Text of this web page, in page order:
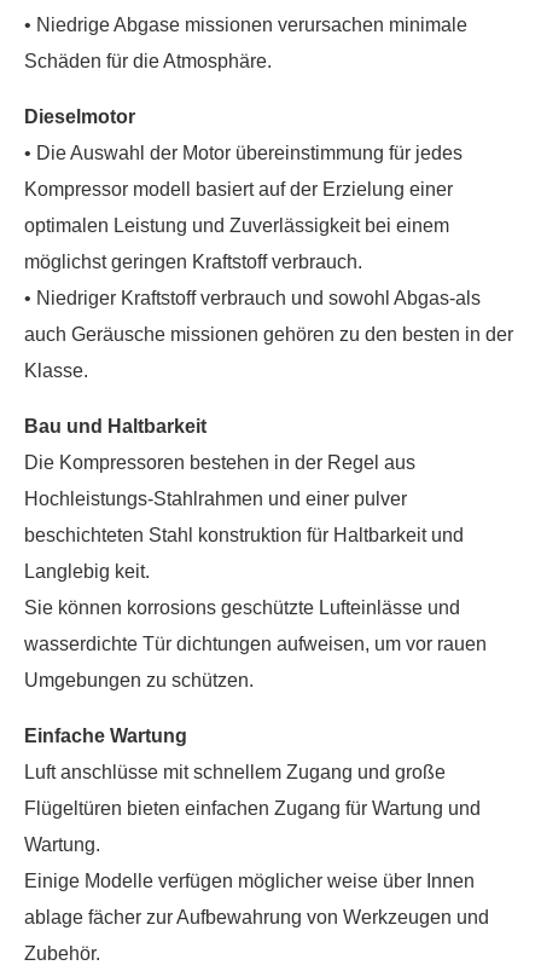
• Niedrige Abgase missionen verursachen minimale
Schäden für die Atmosphäre.
Dieselmotor
• Die Auswahl der Motor übereinstimmung für jedes
Kompressor modell basiert auf der Erzielung einer
optimalen Leistung und Zuverlässigkeit bei einem
möglichst geringen Kraftstoff verbrauch.
• Niedriger Kraftstoff verbrauch und sowohl Abgas-als
auch Geräusche missionen gehören zu den besten in der
Klasse.
Bau und Haltbarkeit
Die Kompressoren bestehen in der Regel aus
Hochleistungs-Stahlrahmen und einer pulver
beschichteten Stahl konstruktion für Haltbarkeit und
Langlebig keit.
Sie können korrosions geschützte Lufteinlässe und
wasserdichte Tür dichtungen aufweisen, um vor rauen
Umgebungen zu schützen.
Einfache Wartung
Luft anschlüsse mit schnellem Zugang und große
Flügeltüren bieten einfachen Zugang für Wartung und
Wartung.
Einige Modelle verfügen möglicher weise über Innen
ablage fächer zur Aufbewahrung von Werkzeugen und
Zubehör.